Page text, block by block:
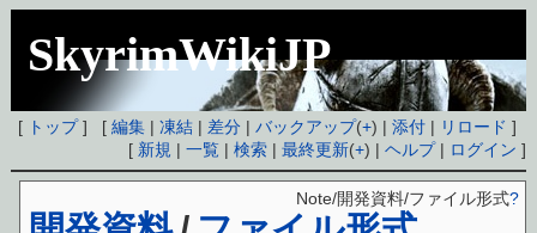
SkyrimWikiJP
[ トップ] [編集 |凍結 | 差分 |バックアップ(+) |添付 | リロード ]
[ 新規 |一覧 |検索 |最終更新(+) |ヘルプ| ログイン ]
Note/開発資料/ファイル形式?